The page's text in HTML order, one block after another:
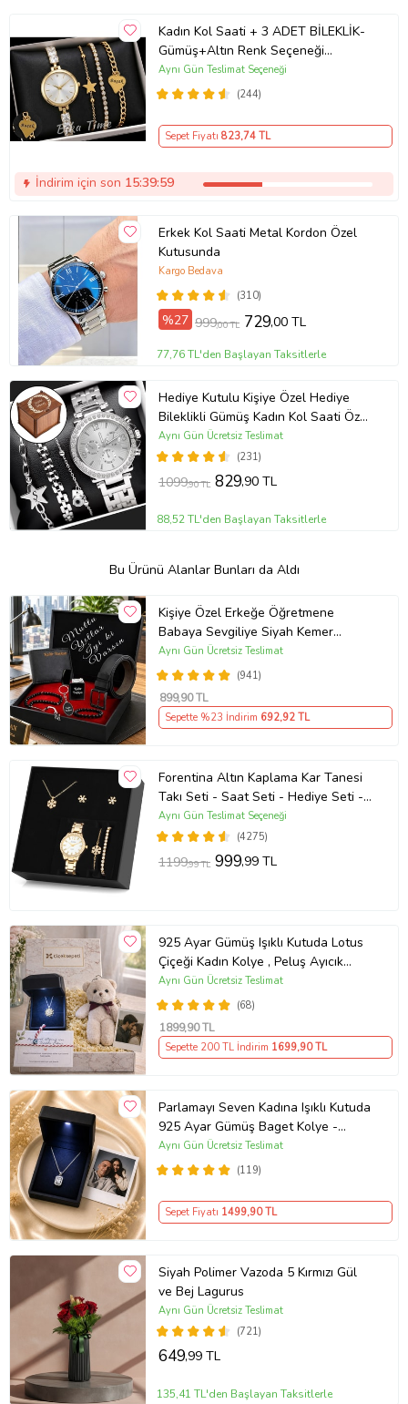
Kadın Kol Saati + 3 ADET BİLEKLİK-
Gümüş+Altın Renk Seçeneği
ayarlanabilir kordon Kadın Kol Saati
BİLEKLİK HEDİYE Altın Renk - Kız
(244)
Aynı Gün Teslimat Seçeneği
Sepet Fiyatı 823,74 TL
İndirim için son 15:39:59
Erkek Kol Saati Metal Kordon Özel
Kutusunda
(310)
Kargo Bedava
%27 999,00 TL 729,00 TL
77,76 TL'den Başlayan Taksitlerle
Hediye Kutulu Kişiye Özel Hediye
Bileklikli Gümüş Kadın Kol Saati Özel
Kutusunda (Gümüş)
(231)
Aynı Gün Ücretsiz Teslimat
1099,90 TL 829,90 TL
88,52 TL'den Başlayan Taksitlerle
Bu Ürünü Alanlar Bunları da Aldı
Kişiye Özel Erkeğe Öğretmene
Babaya Sevgiliye Siyah Kemer
Cüzdan Çakmak Seti Hediye Seti
(941)
Aynı Gün Ücretsiz Teslimat
899,90 TL
Sepette %23 İndirim 692,92 TL
Forentina Altın Kaplama Kar Tanesi
Takı Seti - Saat Seti - Hediye Seti -
PS1081
(4275)
Aynı Gün Teslimat Seçeneği
1199,99 TL 999,99 TL
925 Ayar Gümüş Işıklı Kutuda Lotus
Çiçeği Kadın Kolye , Peluş Ayıcık
Anahtarlık Marteniçka Bileklik,
Polaroid Fotoğraf Hediye
(68)
Aynı Gün Ücretsiz Teslimat
1899,90 TL
Sepette 200 TL İndirim 1699,90 TL
Parlamayı Seven Kadına Işıklı Kutuda
925 Ayar Gümüş Baget Kolye -
Kişiye Özel Fotoğraf Hediye
(119)
Aynı Gün Ücretsiz Teslimat
Sepet Fiyatı 1499,90 TL
Siyah Polimer Vazoda 5 Kırmızı Gül
ve Bej Lagurus
(721)
Aynı Gün Ücretsiz Teslimat
649,99 TL
135,41 TL'den Başlayan Taksitlerle